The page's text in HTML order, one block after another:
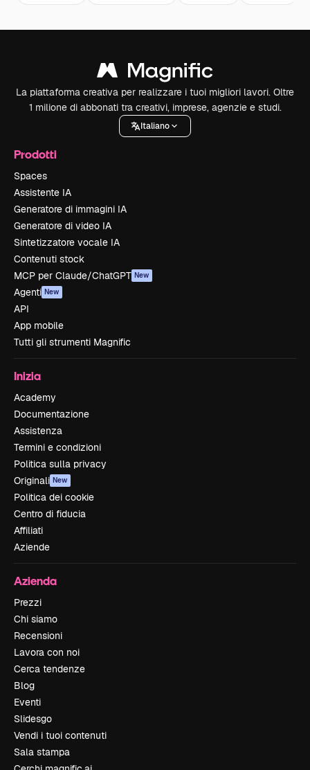
La piattaforma creativa per realizzare i tuoi migliori lavori. Oltre
1 milione di abbonati tra creativi, imprese, agenzie e studi.
Italiano
Prodotti
Spaces
Assistente IA
Generatore di immagini IA
Generatore di video IA
Sintetizzatore vocale IA
Contenuti stock
MCP per Claude/ChatGPT New
Agenti New
API
App mobile
Tutti gli strumenti Magnific
Inizia
Academy
Documentazione
Assistenza
Termini e condizioni
Politica sulla privacy
Originali New
Politica dei cookie
Centro di fiducia
Affiliati
Aziende
Azienda
Prezzi
Chi siamo
Recensioni
Lavora con noi
Cerca tendenze
Blog
Eventi
Slidesgo
Vendi i tuoi contenuti
Sala stampa